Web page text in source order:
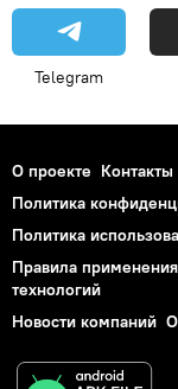
Telegram
О проекте Контакты
Политика
Политика
Правила
технологий
Новости компаний